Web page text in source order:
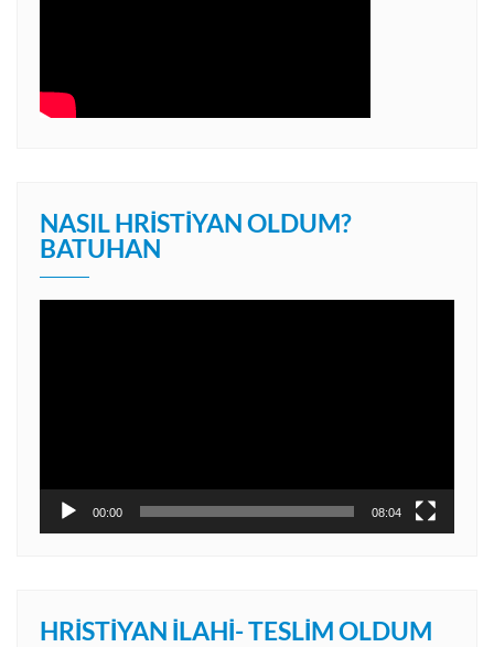
NASIL HRISTIYAN OLDUM?
BATUHAN
00:00 08:04
HRISTIYAN İLAHI- TESLIM OLDUM